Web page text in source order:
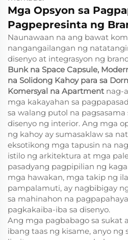
Mga Opsyon sa
Pagpepresinta ng
Naunawaan na ang bawat
nangangailangan ng
disenyo at integrasyon ng
Bunk na Space Capsule,
na Solidong Kahoy para sa
Komersyal na Apartment nag-
mga kakayahan sa
sa walang putol na
disenyo ng interior. Ang mga
ng kahoy ay sumasaklaw sa
eksotikong mga tapusin na
istilo ng arkitektura at mga
pasadyang pagpipilian ng
mga hawakan, mga takip ng
pampalamuti, ay nagbibigay
sa mahinahon na
pagkakaiba-iba sa disenyo.
Ang mga pagbabago sa sukat
ibang taas ng kisame, anyo ng